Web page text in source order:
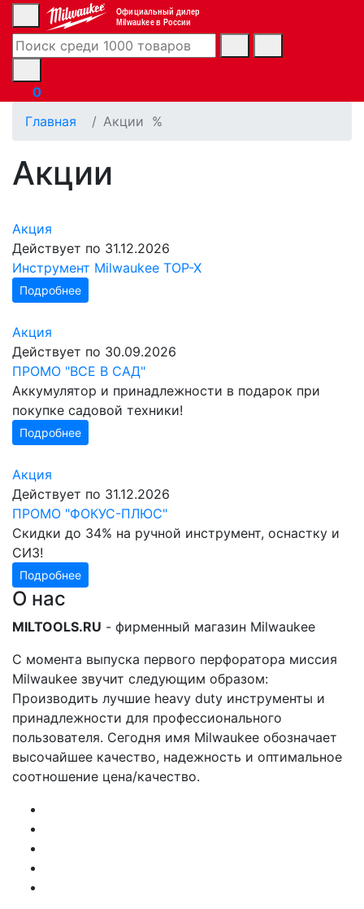
Официальный дилер
Milwaukee в России
0
Главная
Акции %
Акции
Акция
Действует по 31.12.2026
Инструмент Milwaukee TOP-X
Подробнее
Акция
Действует по 30.09.2026
ПРОМО "ВСЕ В САД"
Аккумулятор и принадлежности в подарок при
покупке садовой техники!
Подробнее
Акция
Действует по 31.12.2026
ПРОМО "ФОКУС-ПЛЮС"
Скидки до 34% на ручной инструмент, оснастку и
СИЗ!
Подробнее
О нас
MILTOOLS.RU - фирменный магазин Milwaukee
С момента выпуска первого перфоратора миссия
Milwaukee звучит следующим образом:
Производить лучшие heavy duty инструменты и
принадлежности для профессионального
пользователя. Сегодня имя Milwaukee обозначает
высочайшее качество, надежность и оптимальное
соотношение цена/качество.